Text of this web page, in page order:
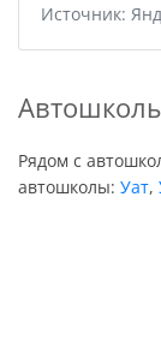
Источник:
Рядом с
автошколы: Уат,